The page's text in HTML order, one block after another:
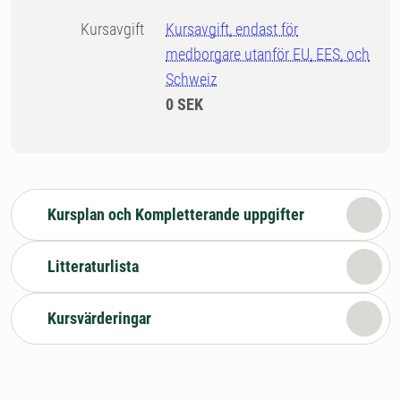
Kursavgift
Kursavgift, endast för
medborgare utanför EU, EES, och
Schweiz
0 SEK
Kursplan och Kompletterande uppgifter
Litteraturlista
Kursvärderingar